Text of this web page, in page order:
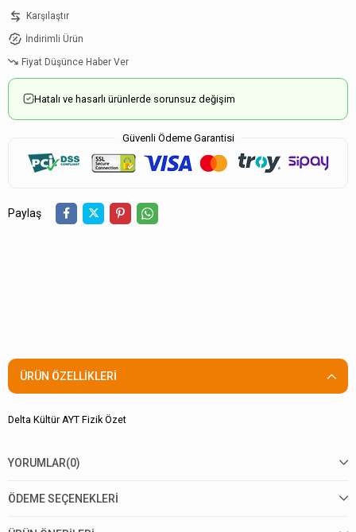
Karşılaştır
İndirimli Ürün
Fiyat Düşünce Haber Ver
Hatalı ve hasarlı ürünlerde sorunsuz değişim
Güvenli Ödeme Garantisi
Paylaş
ÜRÜN ÖZELLIKLERI
Delta Kültür AYT Fizik Özet
YORUMLAR(0)
ÖDEME SEÇENEKLERI